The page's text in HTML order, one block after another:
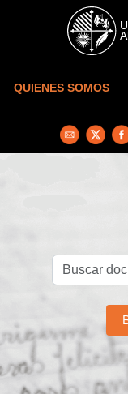
Skip to main content
QUIENES SOMOS